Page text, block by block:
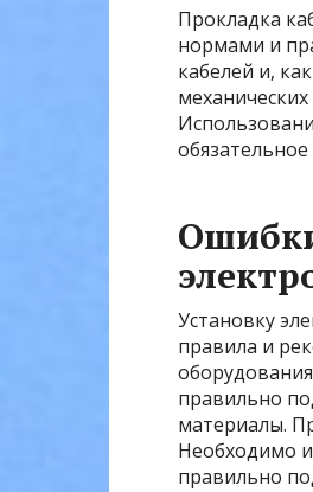
Прокладка
нормами и
кабелей и,
Установку
правила и
правильно
материалы.
Необходимо
правильно